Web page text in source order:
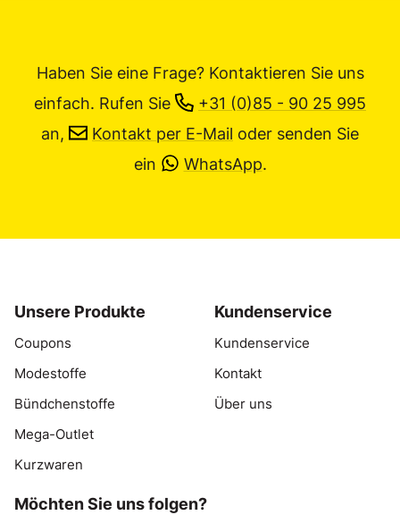
Haben Sie eine Frage? Kontaktieren Sie uns
einfach. Rufen Sie
+31 (0)85 - 90 25 995
an,
Kontakt per E-Mail oder senden Sie
ein
WhatsApp.
Unsere Produkte
Coupons
Modestoffe
Bündchenstoffe
Mega-Outlet
Kurzwaren
Kundenservice
Kundenservice
Kontakt
Über uns
Möchten Sie uns folgen?